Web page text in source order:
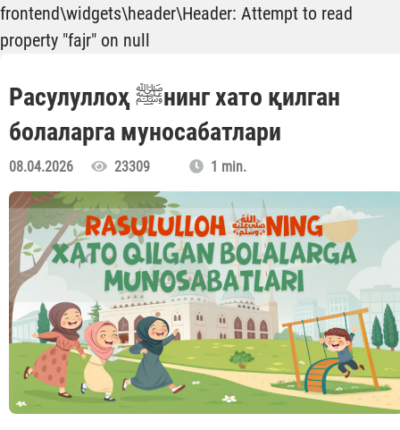
frontend\widgets\header\Header: Attempt to read
property "fajr" on null
Расулуллоҳ ﷺнинг хато қилган
болаларга муносабатлари
08.04.2026 23309 1 min.